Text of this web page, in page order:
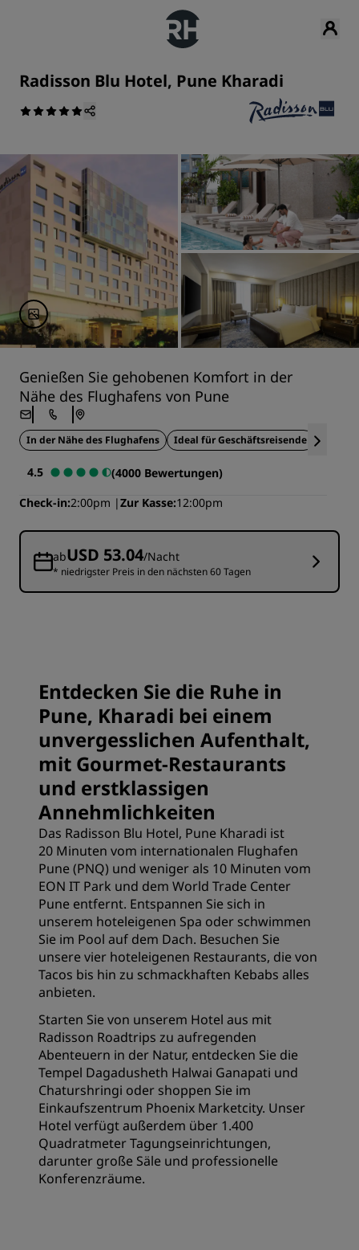
Radisson Blu Hotel, Pune Kharadi
Genießen Sie gehobenen Komfort in der
Nähe des Flughafens von Pune
In der Nähe des Flughafens Ideal für Geschäftsreisende
4.5
(4000 Bewertungen)
Check-in 2:00pm Zur Kasse 12:00pm
abUSD 53.04/Nacht
* niedrigster Preis in den nächsten 60 Tagen
Entdecken Sie die Ruhe in
Pune, Kharadi bei einem
unvergesslichen Aufenthalt,
mit Gourmet-Restaurants
und erstklassigen
Annehmlichkeiten
Das Radisson Blu Hotel, Pune Kharadi ist
20 Minuten vom internationalen Flughafen
Pune (PNQ) und weniger als 10 Minuten vom
EON IT Park und dem World Trade Center
Pune entfernt. Entspannen Sie sich in
unserem hoteleigenen Spa oder schwimmen
Sie im Pool auf dem Dach. Besuchen Sie
unsere vier hoteleigenen Restaurants, die von
Tacos bis hin zu schmackhaften Kebabs alles
anbieten.
Starten Sie von unserem Hotel aus mit
Radisson Roadtrips zu aufregenden
Abenteuern in der Natur, entdecken Sie die
Tempel Dagadusheth Halwai Ganapati und
Chaturshringi oder shoppen Sie im
Einkaufszentrum Phoenix Marketcity. Unser
Hotel verfügt außerdem über 1.400
Quadratmeter Tagungseinrichtungen,
darunter große Säle und professionelle
Konferenzräume.